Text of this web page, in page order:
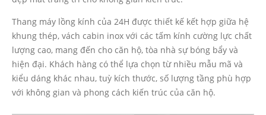
Thang máy lồng kính của 24H được thiết kế kết hợp giữa hệ
khung thép, vách cabin inox với các tấm kính cường lực chất
lượng cao, mang đến cho căn hộ, tòa nhà sự bóng bẩy và
hiện đại. Khách hàng có thể lựa chọn từ nhiều mẫu mã và
kiểu dáng khác nhau, tuỳ kích thước, số lượng tầng phù hợp
với không gian và phong cách kiến trúc của căn hộ.